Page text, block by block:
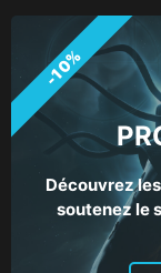
Découvrez
soutenez le
-10%